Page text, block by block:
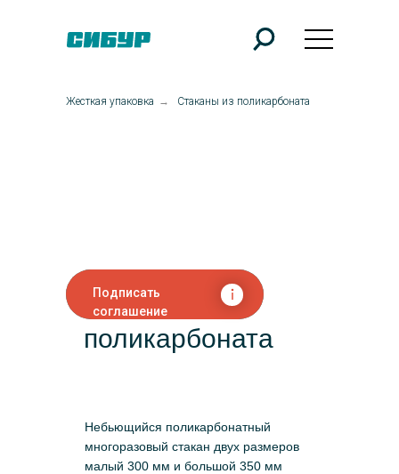
Подписать
соглашение
Жесткая упаковка → Стаканы из поликарбоната
Стаканы из
поликарбоната
Небьющийся поликарбонатный
многоразовый стакан двух размеров
малый 300 мм и большой 350 мм